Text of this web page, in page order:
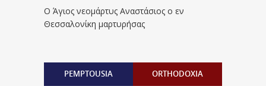
Ο Άγιος νεομάρτυς Αναστάσιος ο εν
Θεσσαλονίκη μαρτυρήσας
PEMPTOUSIA ORTHODOXIA